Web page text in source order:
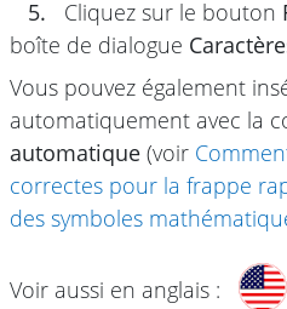
5.
Cliquez sur le bouton
boîte de dialogue
Vous pouvez également
automatiquement avec la
automatique (voir
correctes pour la frappe
des symboles
Voir aussi en anglais :